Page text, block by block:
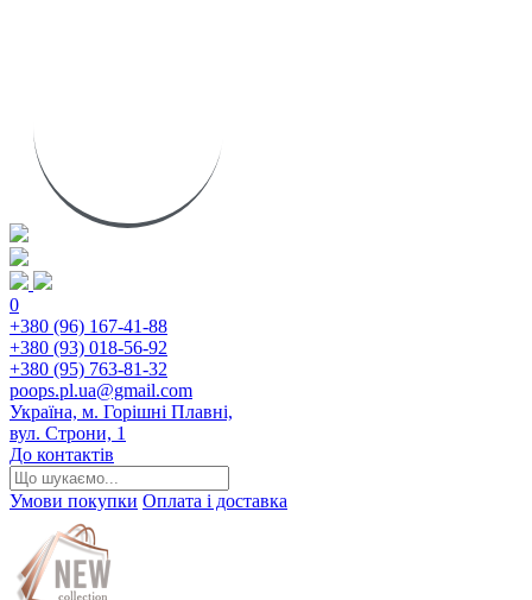
0
+380 (96) 167-41-88
+380 (93) 018-56-92
+380 (95) 763-81-32
poops.pl.ua@gmail.com
Україна, м. Горішні Плавні,
вул. Строни, 1
До контактів
Умови покупки Оплата і доставка